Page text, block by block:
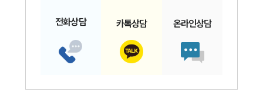
전화상담 카톡상담 온라인상담